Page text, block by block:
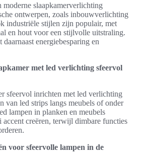
moderne slaapkamerverlichting
ontwerpen, zoals inbouwverlichting
industriële stijlen zijn populair, met
en hout voor een stijlvolle uitstraling.
energiebesparing en
met led verlichting sfeervol
sfeervol inrichten met led verlichting
van led strips langs meubels of onder
lampen in planken en meubels
accent creëren, terwijl dimbare functies
voor sfeervolle lampen in de